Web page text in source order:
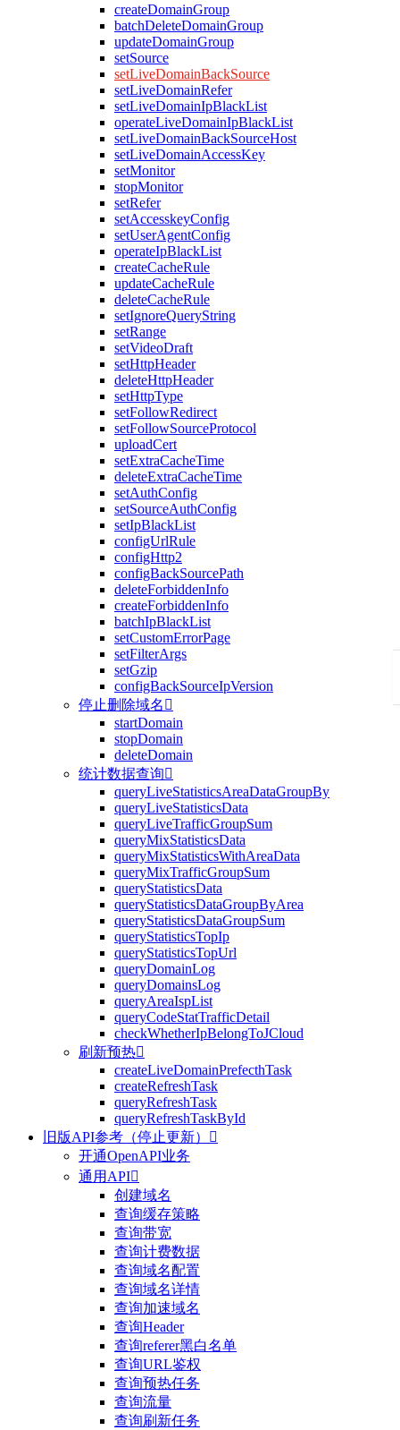
createDomainGroup
batchDeleteDomainGroup
updateDomainGroup
setSource
setLiveDomainBackSource
setLiveDomainRefer
setLiveDomainIpBlackList
operateLiveDomainIpBlackList
setLiveDomainBackSourceHost
setLiveDomainAccessKey
setMonitor
stopMonitor
setRefer
setAccesskeyConfig
setUserAgentConfig
operateIpBlackList
createCacheRule
updateCacheRule
deleteCacheRule
setIgnoreQueryString
setRange
setVideoDraft
setHttpHeader
deleteHttpHeader
setHttpType
setFollowRedirect
setFollowSourceProtocol
uploadCert
setExtraCacheTime
deleteExtraCacheTime
setAuthConfig
setSourceAuthConfig
setIpBlackList
configUrlRule
configHttp2
configBackSourcePath
deleteForbiddenInfo
createForbiddenInfo
batchIpBlackList
setCustomErrorPage
setFilterArgs
setGzip
configBackSourceIpVersion
停止删除域名 
startDomain
stopDomain
deleteDomain
统计数据查询
queryLiveStatisticsAreaDataGroupBy
queryLiveStatisticsData
queryLiveTrafficGroupSum
queryMixStatisticsData
queryMixStatisticsWithAreaData
queryMixTrafficGroupSum
queryStatisticsData
queryStatisticsDataGroupByArea
queryStatisticsDataGroupSum
queryStatisticsTopIp
queryStatisticsTopUrl
queryDomainLog
queryDomainsLog
queryAreaIspList
queryCodeStatTrafficDetail
checkWhetherIpBelongToJCloud
刷新预热
createLiveDomainPrefecthTask
createRefreshTask
queryRefreshTask
queryRefreshTaskById
旧版API参考（停止更新）

开通OpenAPI业务
通用API
创建域名
查询缓存策略
查询带宽
查询计费数据
查询域名配置
查询域名详情
查询加速域名
查询Header
查询referer黑白名单
查询URL鉴权
查询预热任务
查询流量
查询刷新任务